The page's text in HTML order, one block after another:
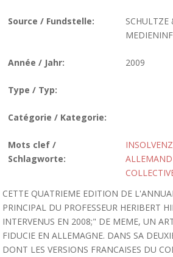
Source / Fundstelle:
Année / Jahr: 2009
Type / Typ:
Catégorie / Kategorie:
Mots clef /
Schlagworte:
INSOLVENZ
CETTE QUATRIEME EDITION DE
PRINCIPAL DU PROFESSEUR HERIBERT
INTERVENUS EN 2008;" DE MEME, UN
FIDUCIE EN ALLEMAGNE. DANS SA
DONT LES VERSIONS FRANCAISES DU